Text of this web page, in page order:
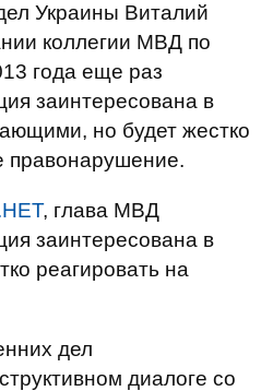
Украины Виталий
коллегии МВД по
года еще раз
заинтересована в
но будет жестко
правонарушение.
, глава МВД
заинтересована в
реагировать на
дел
диалоге со